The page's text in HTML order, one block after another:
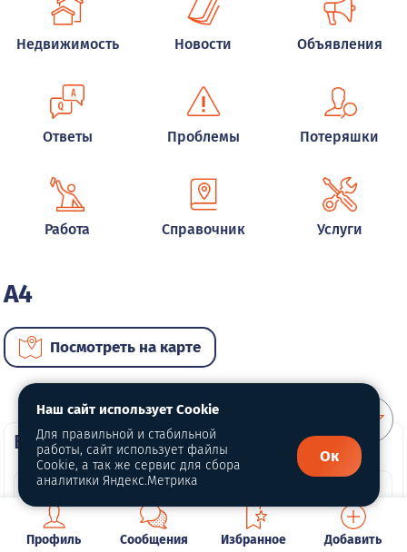
Недвижимость Новости Объявления
Ответы Проблемы Потеряшки
Работа Справочник Услуги
A4
Посмотреть на карте
ВИП автомобили
Профиль Сообщения Избранное Добавить
Наш сайт использует Cookie
Для правильной и стабильной
работы, сайт использует файлы
Cookie, а так же сервис для сбора
аналитики Яндекс.Метрика
Ок